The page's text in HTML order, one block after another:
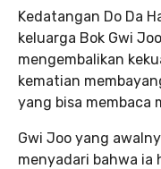
Kedatangan Do Da
keluarga Bok Gwi
mengembalikan
kematian
yang bisa membaca
Gwi Joo yang
menyadari bahwa ia